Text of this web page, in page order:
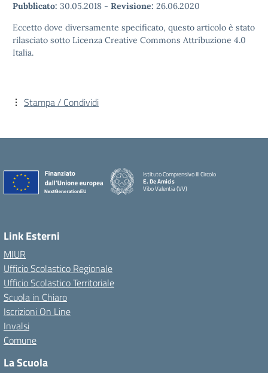
Pubblicato: 30.05.2018 - Revisione: 26.06.2020
Eccetto dove diversamente specificato, questo articolo è stato
rilasciato sotto Licenza Creative Commons Attribuzione 4.0
Italia.
Stampa / Condividi
Istituto Comprensivo III Circolo
E. De Amicis
Vibo Valentia (VV)
Link Esterni
MIUR
Ufficio Scolastico Regionale
Ufficio Scolastico Territoriale
Scuola in Chiaro
Iscrizioni On Line
Invalsi
Comune
La Scuola